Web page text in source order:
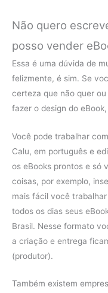
Não quero
posso vender
Essa é uma dúvida de
felizmente, é sim. Se
certeza que não quer
fazer o design do
Você pode trabalhar
Calu, em português e
os eBooks prontos e só
coisas, por exemplo,
mais fácil você
todos os dias seus
Brasil. Nesse formato
a criação e entrega
(produtor).
Também existem